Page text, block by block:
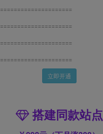
=====================
=====================
=====================
=====================
立即开通
搭建同款站点